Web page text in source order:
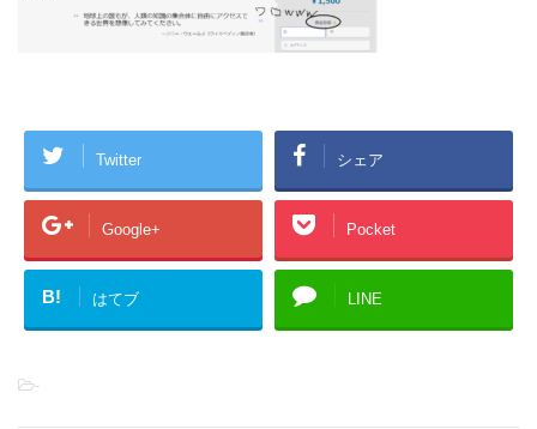
Twitter シェア
Google+ Pocket
B! はてブ LINE
-